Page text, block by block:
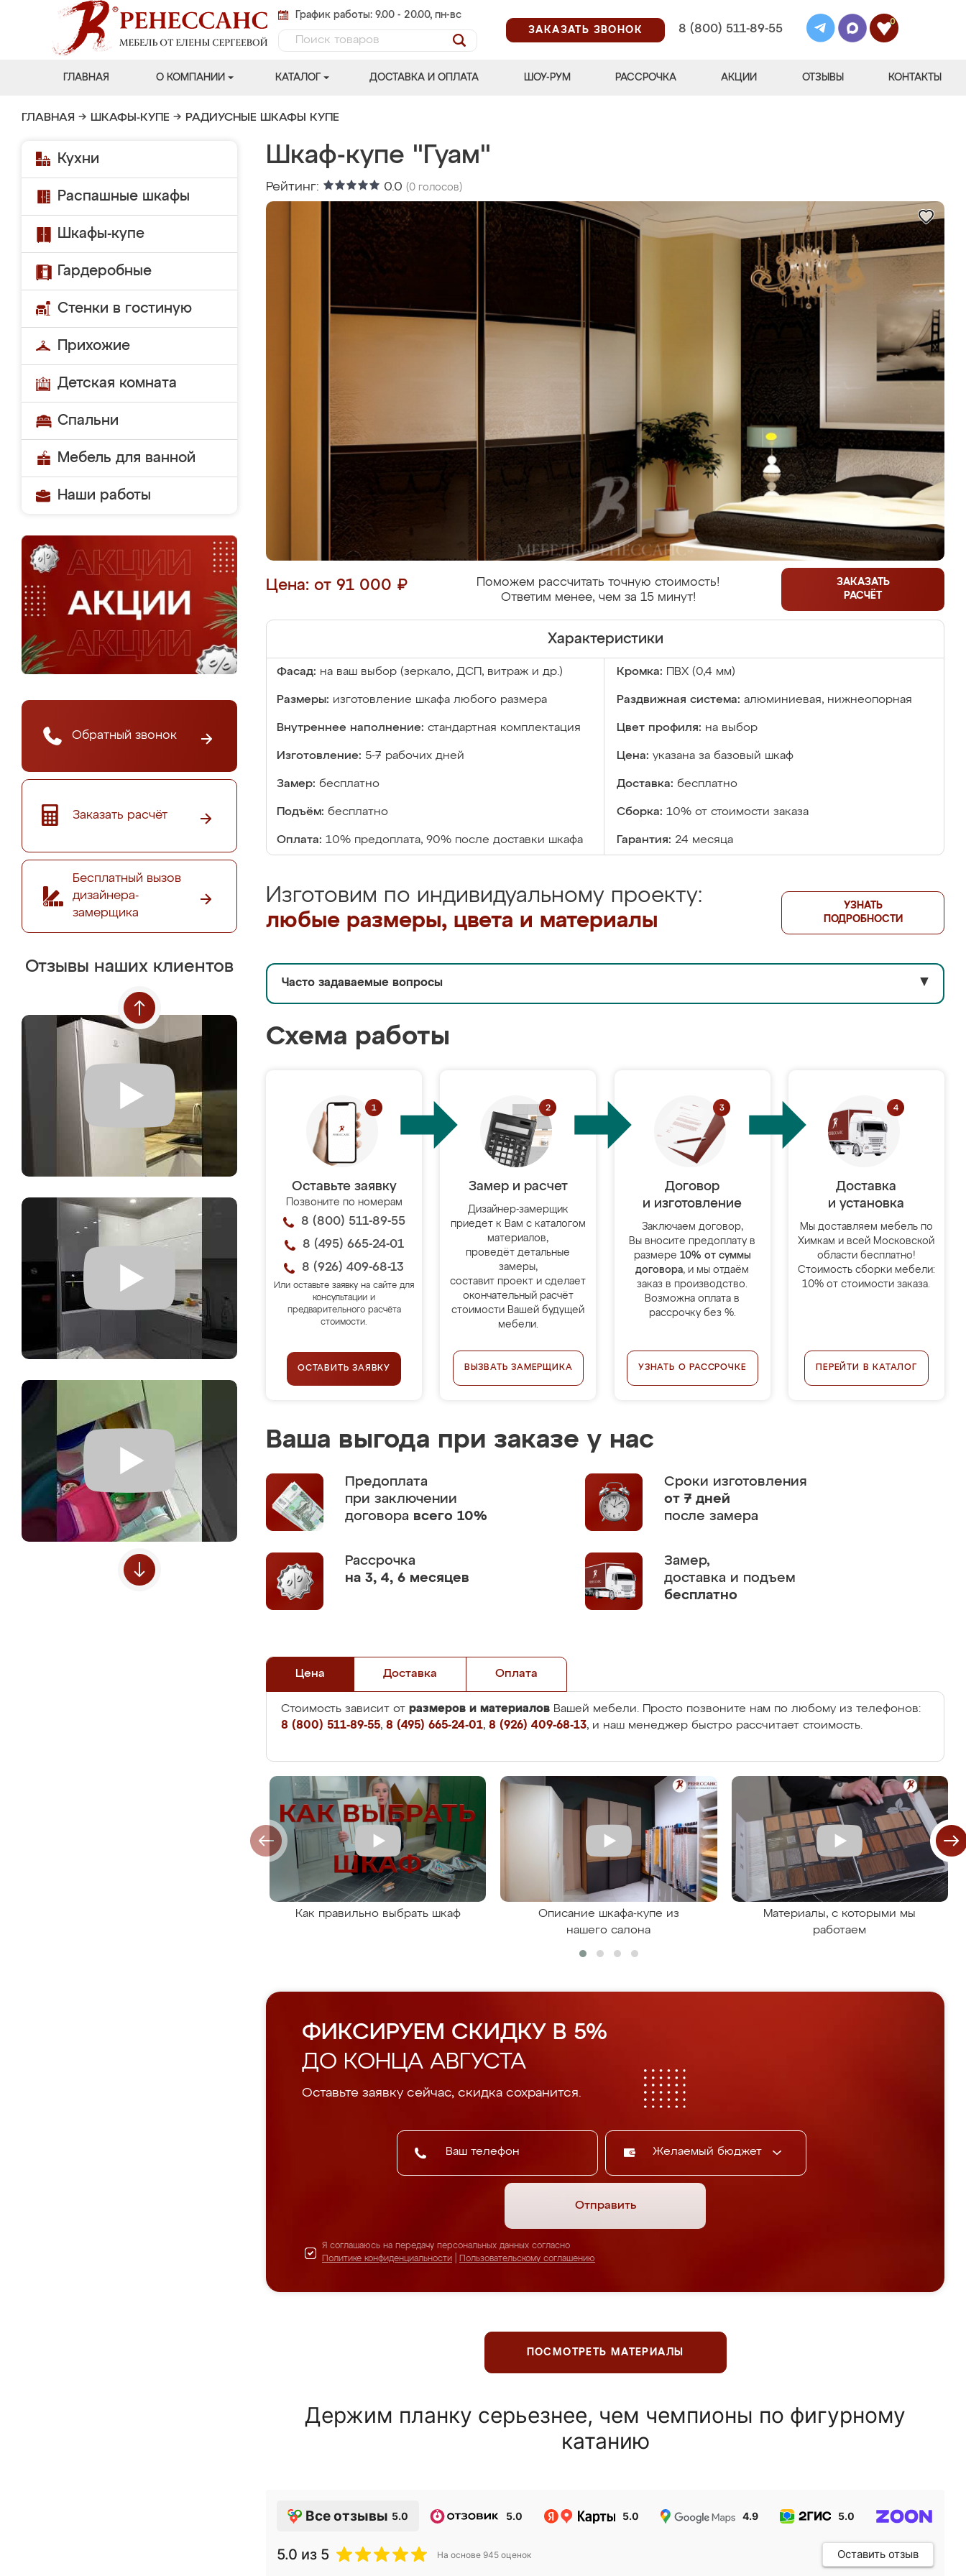
График работы: 9.00 - 20.00, пн-вс
ЗАКАЗАТЬ ЗВОНОК
8 (800) 511-89-55
0
ГЛАВНАЯ О КОМПАНИИ КАТАЛОГ ДОСТАВКА И ОПЛАТА ШОУ-РУМ РАССРОЧКА АКЦИИ ОТЗЫВЫ КОНТАКТЫ
ГЛАВНАЯ → ШКАФЫ-КУПЕ → РАДИУСНЫЕ ШКАФЫ КУПЕ
Кухни
Распашные шкафы
Шкафы-купе
Гардеробные
Стенки в гостиную
Прихожие
Детская комната
Спальни
Мебель для ванной
Наши работы
Обратный звонок
Заказать расчёт
Бесплатный вызов
дизайнера-
замерщика
Отзывы наших клиентов
Шкаф-купе "Гуам"
Рейтинг: 0.0 (0 голосов)
Цена: от 91 000 ₽
Поможем рассчитать точную стоимость!
Ответим менее, чем за 15 минут!
ЗАКАЗАТЬ
РАСЧЁТ
Характеристики
Фасад: на ваш выбор (зеркало, ДСП, витраж и др.) Кромка: ПВХ (0,4 мм)
Размеры: изготовление шкафа любого размера Раздвижная система: алюминиевая, нижнеопорная
Внутреннее наполнение: стандартная комплектация Цвет профиля: на выбор
Изготовление: 5-7 рабочих дней Цена: указана за базовый шкаф
Замер: бесплатно Доставка: бесплатно
Подъём: бесплатно Сборка: 10% от стоимости заказа
Оплата: 10% предоплата, 90% после доставки шкафа Гарантия: 24 месяца
Изготовим по индивидуальному проекту:
любые размеры, цвета и материалы
УЗНАТЬ
ПОДРОБНОСТИ
Часто задаваемые вопросы ▼
Схема работы
Оставьте заявку
Позвоните по номерам
8 (800) 511-89-55
8 (495) 665-24-01
8 (926) 409-68-13
Или оставьте заявку на сайте для
консультации и
предварительного расчёта
стоимости.
ОСТАВИТЬ ЗАЯВКУ
Замер и расчет
Дизайнер-замерщик
приедет к Вам с каталогом
материалов,
проведёт детальные
замеры,
составит проект и сделает
окончательный расчёт
стоимости Вашей будущей
мебели.
ВЫЗВАТЬ ЗАМЕРЩИКА
Договор
и изготовление
Заключаем договор,
Вы вносите предоплату в
размере 10% от суммы
договора, и мы отдаём
заказ в производство.
Возможна оплата в
рассрочку без %.
УЗНАТЬ О РАССРОЧКЕ
Доставка
и установка
Мы доставляем мебель по
Химкам и всей Московской
области бесплатно!
Стоимость сборки мебели:
10% от стоимости заказа.
ПЕРЕЙТИ В КАТАЛОГ
Ваша выгода при заказе у нас
Предоплата
при заключении
договора всего 10%
Сроки изготовления
от 7 дней
после замера
Рассрочка
на 3, 4, 6 месяцев
Замер,
доставка и подъем
бесплатно
Цена Доставка Оплата
Стоимость зависит от размеров и материалов Вашей мебели. Просто позвоните нам по любому из телефонов:
8 (800) 511-89-55, 8 (495) 665-24-01, 8 (926) 409-68-13, и наш менеджер быстро рассчитает стоимость.
Как правильно выбрать шкаф
Описание шкафа-купе из
нашего салона
Материалы, с которыми мы
работаем
ФИКСИРУЕМ СКИДКУ В 5%
ДО КОНЦА АВГУСТА
Оставьте заявку сейчас, скидка сохранится.
Желаемый бюджет
Отправить
Я соглашаюсь на передачу персональных данных согласно
Политике конфиденциальности
Пользовательскому соглашению
ПОСМОТРЕТЬ МАТЕРИАЛЫ
Держим планку серьезнее, чем чемпионы по фигурному
катанию
Все отзывы 5.0 5.0 5.0 4.9 5.0
5.0 из 5 На основе 945 оценок Оставить отзыв